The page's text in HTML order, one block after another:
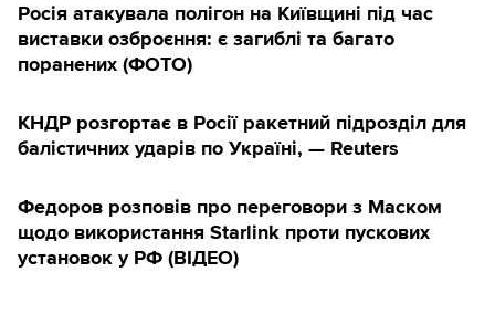
Росія атакувала полігон на Київщині під час
виставки озброєння: є загиблі та багато
поранених (ФОТО)
КНДР розгортає в Росії ракетний підрозділ для
балістичних ударів по Україні, — Reuters
Федоров розповів про переговори з Маском
щодо використання Starlink проти пускових
установок у РФ (ВІДЕО)